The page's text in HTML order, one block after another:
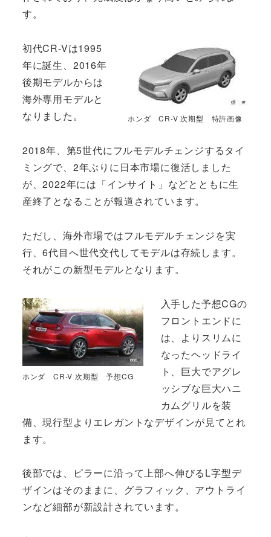
す。
ホンダ CR-V 次期型 特許画像
初代CR-Vは1995
年に誕生、2016年
後期モデルからは
海外専用モデルと
なりました。
2018年、第5世代にフルモデルチェンジするタイ
ミングで、2年ぶりに日本市場に復活しました
が、2022年には「インサイト」などとともに生
産終了となることが報道されています。
ただし、海外市場ではフルモデルチェンジを実
行、6代目へ世代交代してモデルは存続します。
それがこの新型モデルとなります。
ホンダ CR-V 次期型 予想CG
入手した予想CGの
フロントエンドに
は、よりスリムに
なったヘッドライ
ト、巨大でアグレ
ッシブな巨大ハニ
カムグリルを装
備、現行型よりエレガントなデザインが見てとれ
ます。
後部では、ピラーに沿って上部へ伸びるL字型デ
ザインはそのままに、グラフィック、アウトライ
ンなど細部が新設計されています。